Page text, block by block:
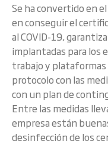
Se ha convertido en
en conseguir el
al COVID-19,
implantadas para los
trabajo y plataformas
protocolo con las
con un plan de
Entre las medidas
empresa están
desinfección de los